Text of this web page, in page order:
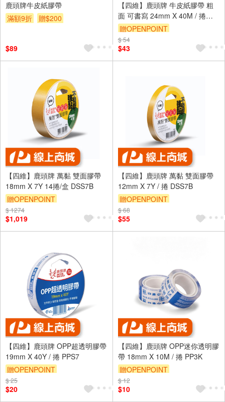
鹿頭牌牛皮紙膠帶
滿額9折
贈$200
$89
【四維】鹿頭牌 牛皮紙膠帶 粗
面 可書寫 24mm X 40M / 捲
KT04
贈OPENPOINT
$ 54
$43
【四維】鹿頭牌 萬黏 雙面膠帶
18mm X 7Y 14捲/盒 DSS7B
贈OPENPOINT
$ 1274
$1,019
【四維】鹿頭牌 萬黏 雙面膠帶
12mm X 7Y / 捲 DSS7B
贈OPENPOINT
$ 68
$55
【四維】鹿頭牌 OPP超透明膠帶
19mm X 40Y / 捲 PPS7
贈OPENPOINT
$ 25
$20
【四維】鹿頭牌 OPP迷你透明膠
帶 18mm X 10M / 捲 PP3K
贈OPENPOINT
$ 12
$10